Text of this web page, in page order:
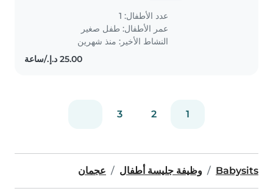
عدد الأطفال: 1
عمر الأطفال: طفل صغير
النشاط الأخير: منذ شهرين
1
2
3
Babysits وظيفة جليسة أطفال عجمان